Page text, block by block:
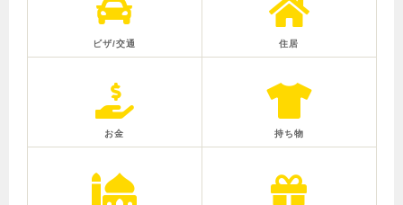
ビザ/交通 住居
お金 持ち物